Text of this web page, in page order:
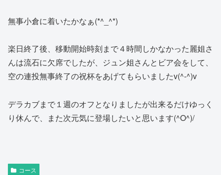
無事小倉に着いたかなぁ(*^_^*)
楽日終了後、移動開始時刻まで４時間しかなかった麗姐さ
んは流石に欠席でしたが、ジュン姐さんとビア会をして、
空の連投無事終了の祝杯をあげてもらいましたv(^-^)v
デラカブまで１週のオフとなりましたが出来るだけゆっく
り休んで、また次元気に登場したいと思います(^O^)/
コース